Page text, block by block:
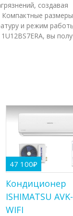
создавая
Компактные
и режим
вы
47 100₽
Кондиционер
ISHIMATSU
WIFI